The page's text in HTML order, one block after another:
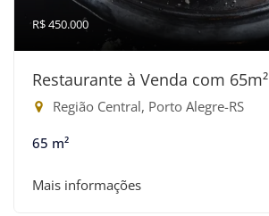
R$ 450.000
Restaurante à Venda com 65m²
Região Central, Porto Alegre-RS
65 m²
Mais informações